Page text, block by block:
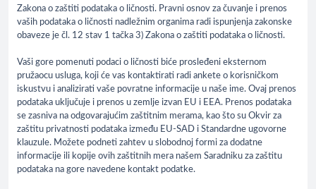
Zakona o zaštiti podataka o ličnosti. Pravni osnov za čuvanje i prenos
vaših podataka o ličnosti nadležnim organima radi ispunjenja zakonske
obaveze je čl. 12 stav 1 tačka 3) Zakona o zaštiti podataka o ličnosti.
Vaši gore pomenuti podaci o ličnosti biće prosleđeni eksternom
pružaocu usluga, koji će vas kontaktirati radi ankete o korisničkom
iskustvu i analizirati vaše povratne informacije u naše ime. Ovaj prenos
podataka uključuje i prenos u zemlje izvan EU i EEA. Prenos podataka
se zasniva na odgovarajućim zaštitnim merama, kao što su Okvir za
zaštitu privatnosti podataka između EU-SAD i Standardne ugovorne
klauzule. Možete podneti zahtev u slobodnoj formi za dodatne
informacije ili kopije ovih zaštitnih mera našem Saradniku za zaštitu
podataka na gore navedene kontakt podatke.